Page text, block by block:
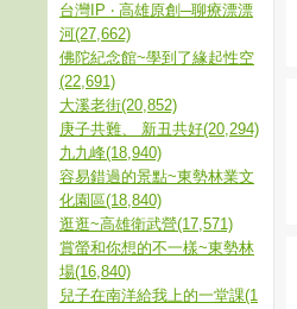
台灣IP ‧ 高雄原創─聊療漂漂
河(27,662)
佛陀紀念館~學到了緣起性空
(22,691)
大溪老街(20,852)
庚子共難、 新丑共好(20,294)
九九峰(18,940)
容易錯過的景點~東勢林業文
化園區(18,840)
逛逛~高雄衛武營(17,571)
賞螢和你想的不一樣~東勢林
場(16,840)
兒子在南洋給我上的一堂課(1